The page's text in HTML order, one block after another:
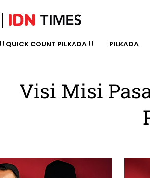
!! QUICK COUNT PILKADA !! PILKADA
Visi Misi